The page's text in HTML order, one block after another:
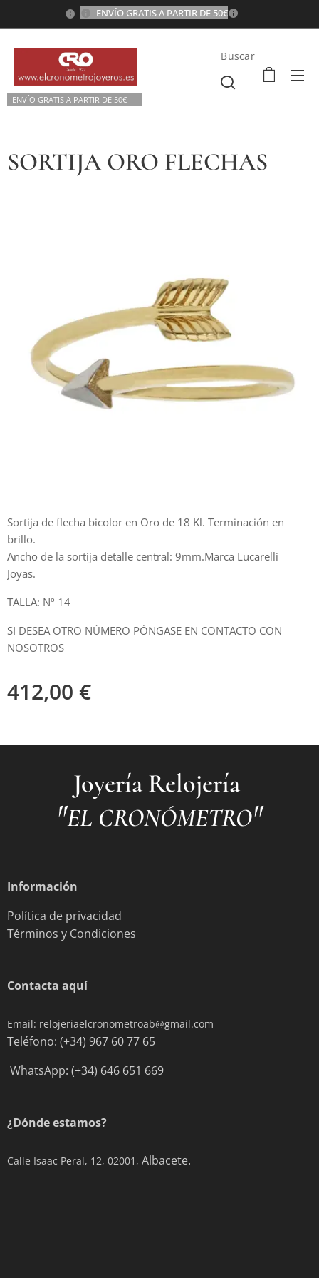
ENVÍO GRATIS A PARTIR DE 50€
ENVÍO GRATIS A PARTIR DE 50€💫
Buscar
SORTIJA ORO FLECHAS
Sortija de flecha bicolor en Oro de 18 Kl. Terminación en
brillo.
Ancho de la sortija detalle central: 9mm.Marca Lucarelli
Joyas.
TALLA: Nº 14
SI DESEA OTRO NÚMERO PÓNGASE EN CONTACTO CON
NOSOTROS
412,00 €
Joyería Relojería
"EL CRONÓMETRO"
Información
Política de privacidad
Términos y Condiciones
Contacta aquí
Email: relojeriaelcronometroab@gmail.com
Teléfono: (+34) 967 60 77 65
WhatsApp: (+34) 646 651 669
¿Dónde estamos?
Calle Isaac Peral, 12, 02001, Albacete.